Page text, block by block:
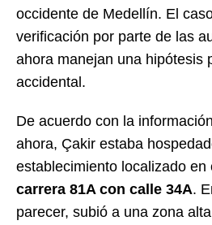
occidente de Medellín. El
verificación por parte de las
ahora manejan una hipótesis
accidental.
De acuerdo con la
ahora, Çakir estaba
establecimiento localizado en
carrera 81A con calle 34A.
parecer, subió a una zona